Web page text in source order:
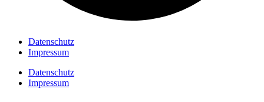
Datenschutz
Impressum
Datenschutz
Impressum